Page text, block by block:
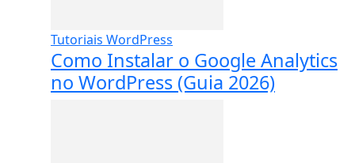
Tutoriais WordPress
Como Instalar o Google Analytics
no WordPress (Guia 2026)